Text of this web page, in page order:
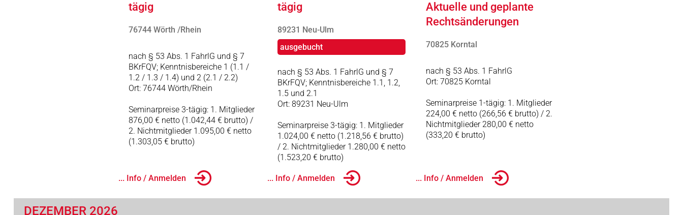
tägig
76744 Wörth /Rhein
nach § 53 Abs. 1 FahrlG und § 7
BKrFQV; Kenntnisbereiche 1 (1.1 /
1.2 / 1.3 / 1.4) und 2 (2.1 / 2.2)
Ort: 76744 Wörth/Rhein
Seminarpreise 3-tägig: 1. Mitglieder
876,00 € netto (1.042,44 € brutto) /
2. Nichtmitglieder 1.095,00 € netto
(1.303,05 € brutto)
... Info / Anmelden
tägig
89231 Neu-Ulm
ausgebucht
nach § 53 Abs. 1 FahrlG und § 7
BKrFQV; Kenntnisbereiche 1.1, 1.2,
1.5 und 2.1
Ort: 89231 Neu-Ulm
Seminarpreise 3-tägig: 1. Mitglieder
1.024,00 € netto (1.218,56 € brutto)
/ 2. Nichtmitglieder 1.280,00 € netto
(1.523,20 € brutto)
... Info / Anmelden
Aktuelle und geplante
Rechtsänderungen
70825 Korntal
nach § 53 Abs. 1 FahrlG
Ort: 70825 Korntal
Seminarpreise 1-tägig: 1. Mitglieder
224,00 € netto (266,56 € brutto) / 2.
Nichtmitglieder 280,00 € netto
(333,20 € brutto)
... Info / Anmelden
DEZEMBER 2026